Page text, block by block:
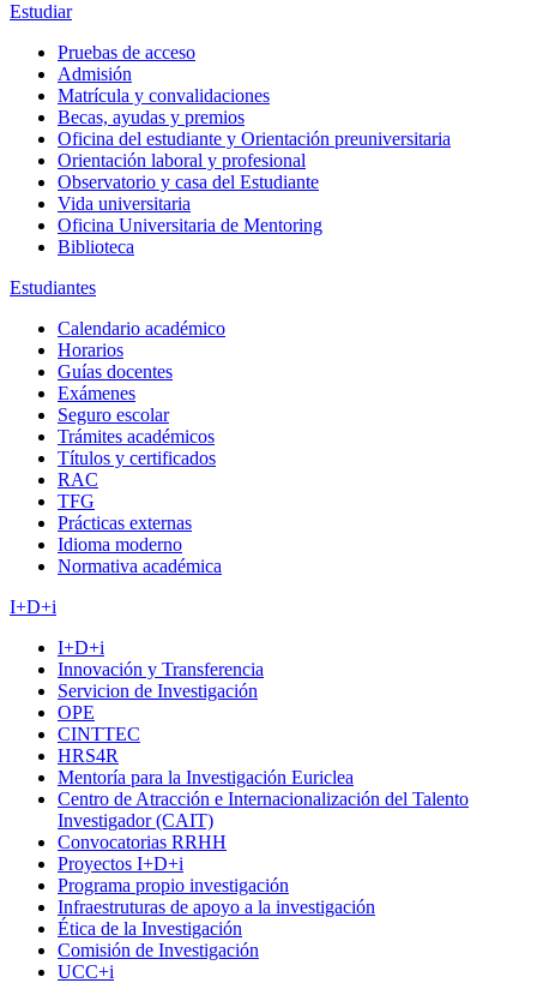
Estudiar
Pruebas de acceso
Admisión
Matrícula y convalidaciones
Becas, ayudas y premios
Oficina del estudiante y Orientación preuniversitaria
Orientación laboral y profesional
Observatorio y casa del Estudiante
Vida universitaria
Oficina Universitaria de Mentoring
Biblioteca
Estudiantes
Calendario académico
Horarios
Guías docentes
Exámenes
Seguro escolar
Trámites académicos
Títulos y certificados
RAC
TFG
Prácticas externas
Idioma moderno
Normativa académica
I+D+i
I+D+i
Innovación y Transferencia
Servicion de Investigación
OPE
CINTTEC
HRS4R
Mentoría para la Investigación Euriclea
Centro de Atracción e Internacionalización del Talento
Investigador (CAIT)
Convocatorias RRHH
Proyectos I+D+i
Programa propio investigación
Infraestruturas de apoyo a la investigación
Ética de la Investigación
Comisión de Investigación
UCC+i